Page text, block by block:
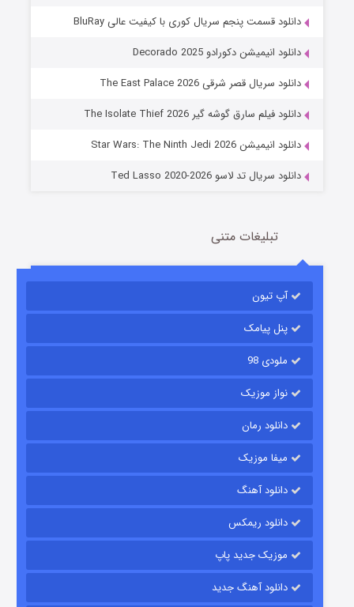
خاندان اژدها فصل ۳
قسمت6 (زیرنویس) منتشر شد
قسمت
دانلود قسمت پنجم سریال کوری با کیفیت عالی BluRay
دانلود انیمیشن دکورادو Decorado 2025
دانلود سریال قصر شرقی The East Palace 2026
دانلود فیلم سارق گوشه گیر The Isolate Thief 2026
دانلود انیمیشن Star Wars: The Ninth Jedi 2026
دانلود سریال تد لاسو Ted Lasso 2020-2026
تبلیغات متنی
آپ تیون
پنل پیامک
ملودی 98
نواز موزیک
دانلود رمان
میفا موزیک
دانلود آهنگ
دانلود ریمکس
موزیک جدید پاپ
دانلود آهنگ جدید